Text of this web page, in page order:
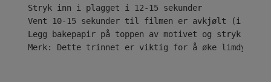
Stryk inn i plagget i 12-15 sekunder
Vent 10-15 sekunder til filmen er avkjølt (i
Legg bakepapir på toppen av motivet og stryk i
Merk: Dette trinnet er viktig for å øke